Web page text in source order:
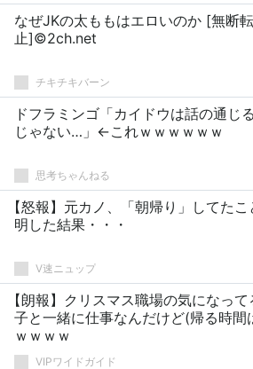
なぜJKの太ももはエロいのか [無断
止]©2ch.net
チキチキバーン
ドフラミンゴ「カイドウは話の通じ
じゃない…」←これｗｗｗｗｗｗ
思考ちゃんねる
【怒報】元カノ、「朝帰り」してたこ
明した結果・・・
V速ニュップ
【朗報】クリスマス職場の気になっ
子と一緒に仕事なんだけど(帰る時間
ｗｗｗｗ
VIPワイドガイド